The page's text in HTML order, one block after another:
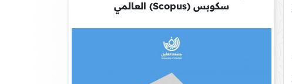
سكوبس (Scopus) العالمي